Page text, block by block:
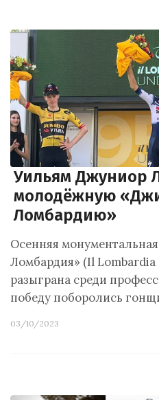
Уильям Джуниор
молодёжную
Ломбардию»
Осенняя
Ломбардия» (Il Lombardia
разыграна среди
победу поборолись
03/10/2023